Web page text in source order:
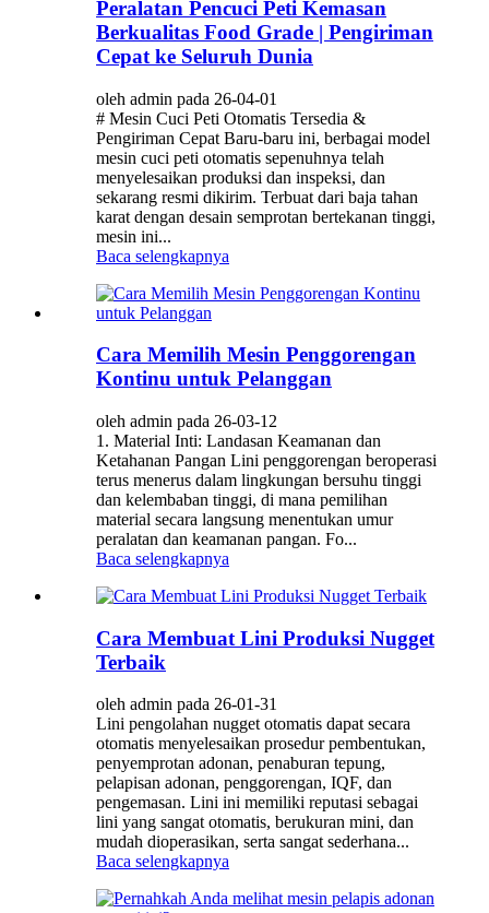
Peralatan Pencuci Peti Kemasan
Berkualitas Food Grade | Pengiriman
Cepat ke Seluruh Dunia
oleh admin pada 26-04-01
# Mesin Cuci Peti Otomatis Tersedia &
Pengiriman Cepat Baru-baru ini, berbagai model
mesin cuci peti otomatis sepenuhnya telah
menyelesaikan produksi dan inspeksi, dan
sekarang resmi dikirim. Terbuat dari baja tahan
karat dengan desain semprotan bertekanan tinggi,
mesin ini...
Baca selengkapnya
Cara Memilih Mesin Penggorengan
Kontinu untuk Pelanggan
oleh admin pada 26-03-12
1. Material Inti: Landasan Keamanan dan
Ketahanan Pangan Lini penggorengan beroperasi
terus menerus dalam lingkungan bersuhu tinggi
dan kelembaban tinggi, di mana pemilihan
material secara langsung menentukan umur
peralatan dan keamanan pangan. ‌Fo...
Baca selengkapnya
Cara Membuat Lini Produksi Nugget
Terbaik
oleh admin pada 26-01-31
Lini pengolahan nugget otomatis dapat secara
otomatis menyelesaikan prosedur pembentukan,
penyemprotan adonan, penaburan tepung,
pelapisan adonan, penggorengan, IQF, dan
pengemasan. Lini ini memiliki reputasi sebagai
lini yang sangat otomatis, berukuran mini, dan
mudah dioperasikan, serta sangat sederhana...
Baca selengkapnya